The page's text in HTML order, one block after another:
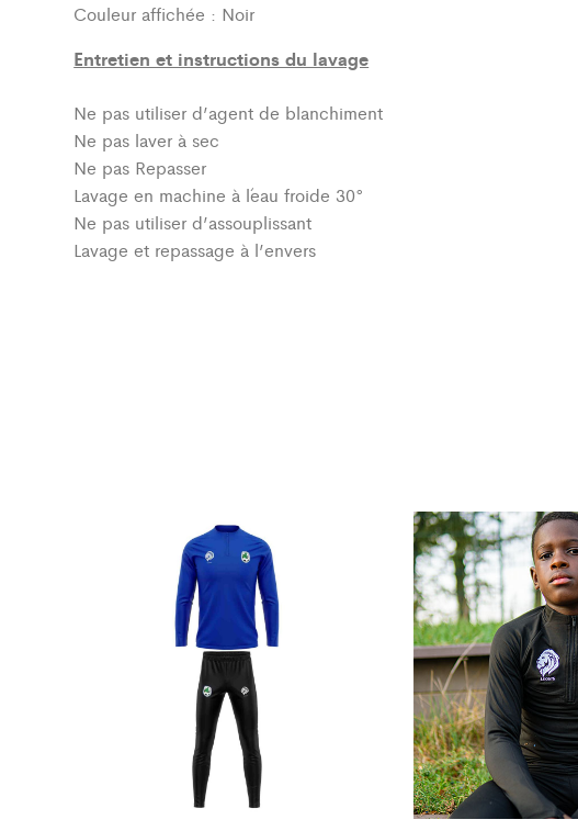
Couleur affichée : Noir
Entretien et instructions du lavage
Ne pas utiliser d’agent de blanchiment
Ne pas laver à sec
Ne pas Repasser
Lavage en machine à l´eau froide 30°
Ne pas utiliser d’assouplissant
Lavage et repassage à l’envers